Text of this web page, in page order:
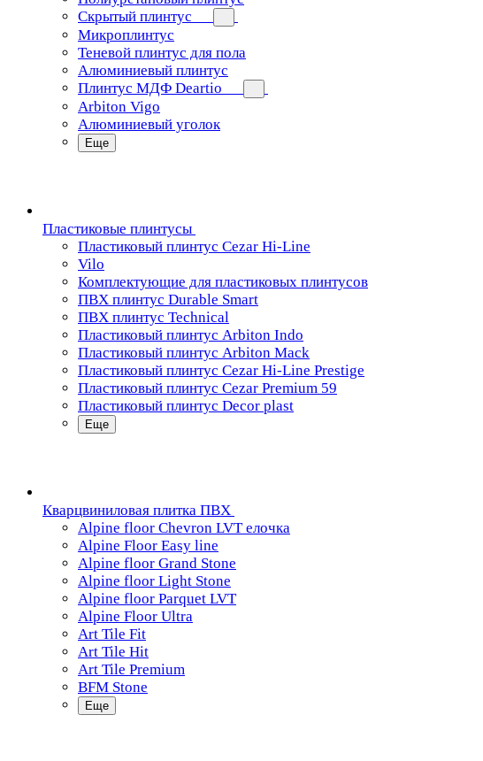
Скрытый плинтус
Микроплинтус
Теневой плинтус для пола
Алюминиевый плинтус
Плинтус МДФ Deartio
Arbiton Vigo
Алюминиевый уголок
Еще
Пластиковые плинтусы
Пластиковый плинтус Cezar Hi-Line
Vilo
Комплектующие для пластиковых плинтусов
ПВХ плинтус Durable Smart
ПВХ плинтус Technical
Пластиковый плинтус Arbiton Indo
Пластиковый плинтус Arbiton Mack
Пластиковый плинтус Cezar Hi-Line Prestige
Пластиковый плинтус Cezar Premium 59
Пластиковый плинтус Decor plast
Еще
Кварцвиниловая плитка ПВХ
Alpine floor Chevron LVT елочка
Alpine Floor Easy line
Alpine floor Grand Stone
Alpine floor Light Stone
Alpine floor Parquet LVT
Alpine Floor Ultra
Art Tile Fit
Art Tile Hit
Art Tile Premium
BFM Stone
Еще